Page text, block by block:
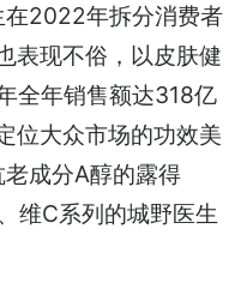
在2022年拆分消费者
表现不俗，以皮肤健
全年销售额达318亿
位大众市场的功效美
成分A醇的露得
维C系列的城野医生